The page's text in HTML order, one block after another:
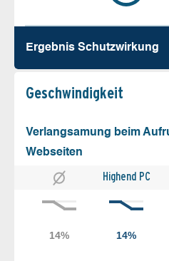
Ergebnis Schutz­wirkung
Geschw­indigkeit
Verlangsamung beim
Webseiten
Highend PC